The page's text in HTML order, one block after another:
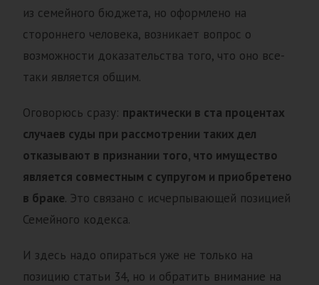
из семейного бюджета, но оформлено на
стороннего человека, возникает вопрос о
возможности доказательства того, что оно все-
таки является общим.
Оговорюсь сразу: практически в ста процентах
случаев суды при рассмотрении таких дел
отказывают в признании того, что имущество
является совместным с супругом и приобретено
в браке. Это связано с исчерпывающей позицией
Семейного кодекса.
И здесь надо опираться уже не только на
позицию статьи 34, но и обратить внимание на